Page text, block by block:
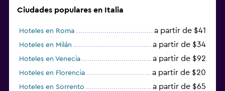
Ciudades populares en Italia
Hoteles en Roma a partir de $41
Hoteles en Milán a partir de $34
Hoteles en Venecia a partir de $92
Hoteles en Florencia a partir de $20
Hoteles en Sorrento a partir de $65